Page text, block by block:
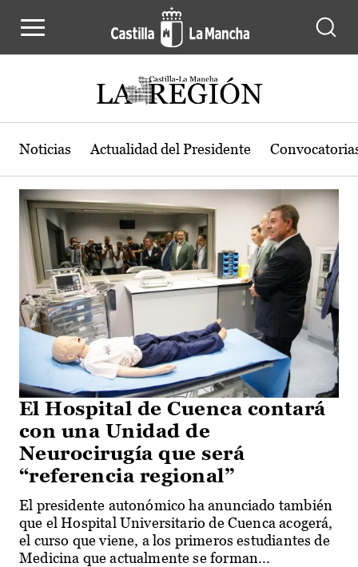
Actualidad de la región de Castilla-
Noticias Actualidad del Presidente
El Hospital de Cuenca contará
con una Unidad de
Neurocirugía que será
“referencia regional”
El presidente autonómico ha anunciado también
que el Hospital Universitario de Cuenca acogerá,
el curso que viene, a los primeros estudiantes de
Medicina que actualmente se forman...